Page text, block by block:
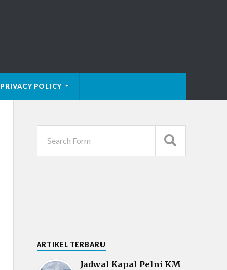
PRIVACY POLICY
ARTIKEL TERBARU
Jadwal Kapal Pelni KM